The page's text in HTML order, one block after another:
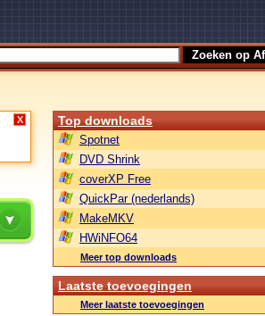
X Top downloads
Spotnet
DVD Shrink
coverXP Free
QuickPar (nederlands)
MakeMKV
HWiNFO64
Meer top downloads
Laatste toevoegingen
Meer laatste toevoegingen